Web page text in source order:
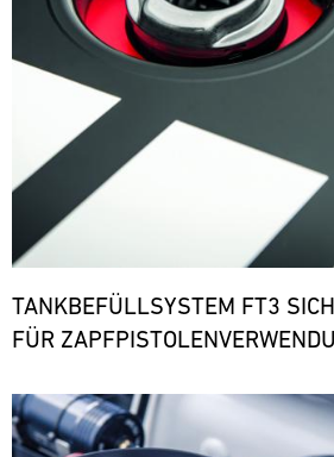
TANKBEFÜLLSYSTEM FT3
FÜR
Bild